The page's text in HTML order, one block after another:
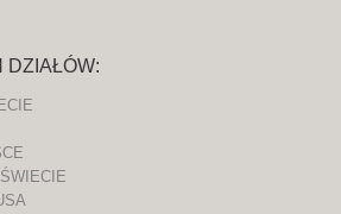
DZIAŁÓW: